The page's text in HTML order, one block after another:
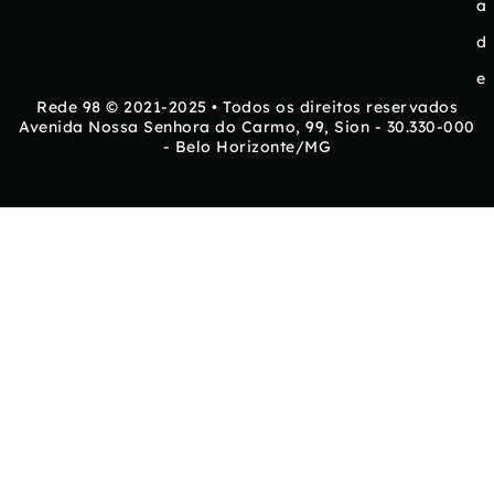
a
d
e
Rede 98 © 2021-2025 • Todos os direitos reservados
Avenida Nossa Senhora do Carmo, 99, Sion - 30.330-000
- Belo Horizonte/MG